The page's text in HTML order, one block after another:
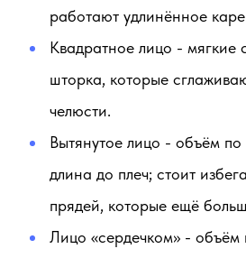
работают удлинённое
Квадратное лицо - мягкие
шторка, которые
челюсти.
Вытянутое лицо - объём по
длина до плеч; стоит
прядей, которые ещё
Лицо «сердечком» - объём